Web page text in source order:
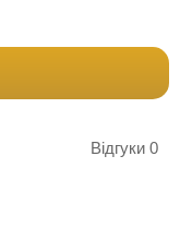
Відгуки 0